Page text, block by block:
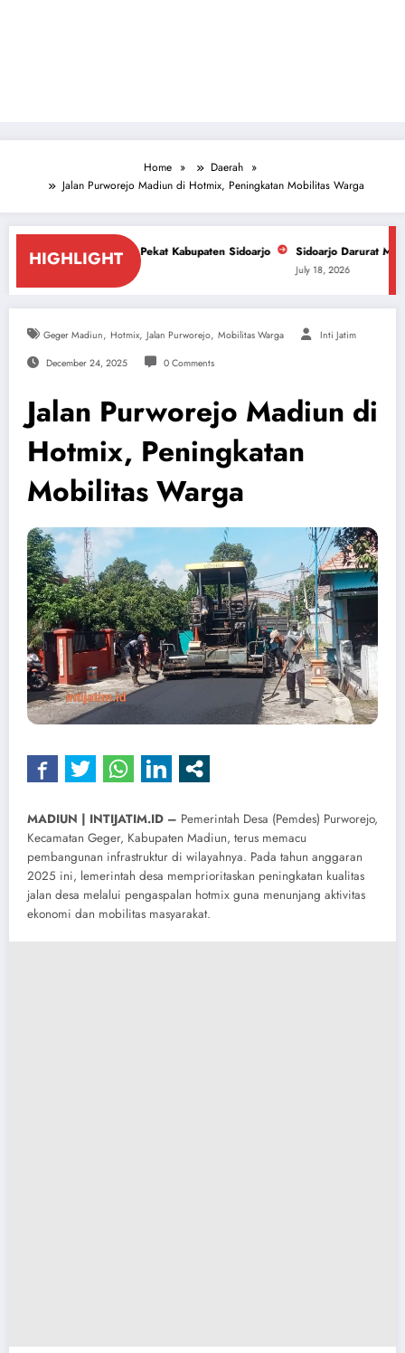
Home
Daerah
Jalan Purworejo Madiun di Hotmix, Peningkatan Mobilitas Warga
HIGHLIGHT
Pekat Kabupaten Sidoarjo Sidoarjo Darurat Miras dan Narkoba,
Geger Madiun, Hotmix, Jalan Purworejo, Mobilitas Warga Inti Jatim
December 24, 2025 0 Comments
Jalan Purworejo Madiun di
Hotmix, Peningkatan
Mobilitas Warga
MADIUN | INTIJATIM.ID – Pemerintah Desa (Pemdes) Purworejo,
Kecamatan Geger, Kabupaten Madiun, terus memacu
pembangunan infrastruktur di wilayahnya. Pada tahun anggaran
2025 ini, lemerintah desa memprioritaskan peningkatan kualitas
jalan desa melalui pengaspalan hotmix guna menunjang aktivitas
ekonomi dan mobilitas masyarakat.